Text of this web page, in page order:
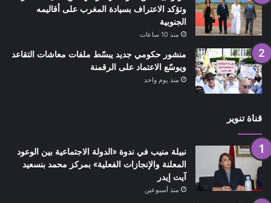
وتؤكد الاعتراف بسيادة المغرب على أقاليمه
الجنوبية
منذ 10 ساعات
منشور حكومي جديد يبسّط ملفات معاشات التقاعد
ويوسّع الاعتماد على الرقمنة
منذ يوم واحد
قناة تنوير
نبيلة منيب في ندوة «الدولة الاجتماعية بين الوعود
المعلنة والإنجازات الفعلية» بمركز محمد بنسعيد
آيت إيدر
منذ أسبوعين